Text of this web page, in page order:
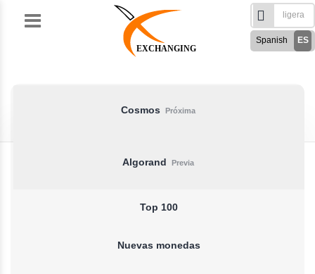
EXCHANGING
ES
Spanish
Próxima
Cosmos
Previa
Algorand
Top 100
Nuevas monedas